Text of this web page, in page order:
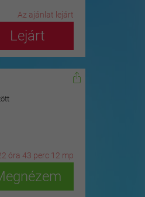
Az ajánlat lejárt
Lejárt
óra 43 perc 10 mp